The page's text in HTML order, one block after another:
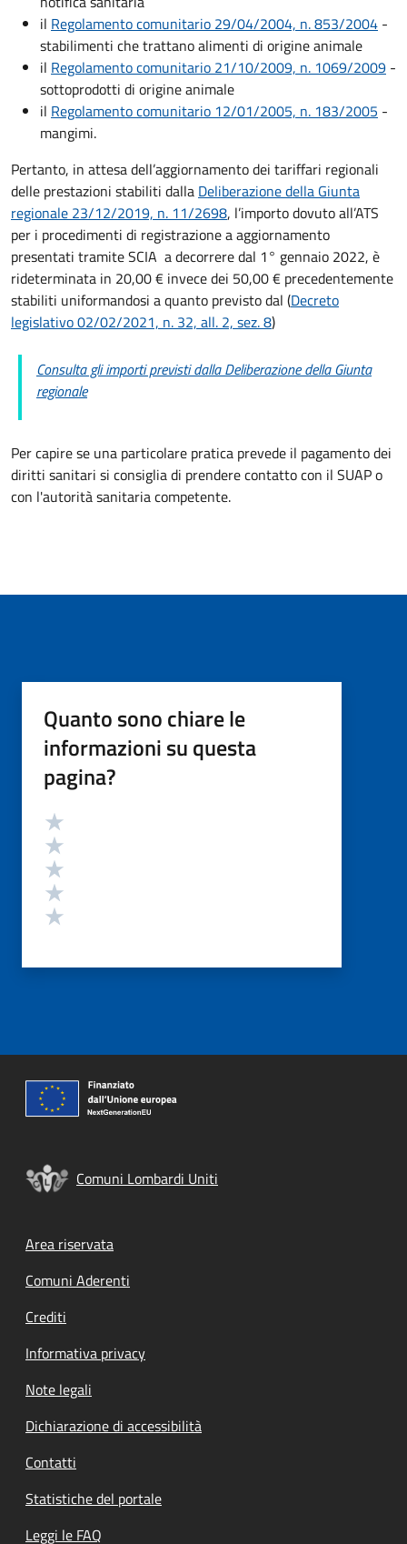
il Regolamento comunitario 29/04/2004, n. 853/2004 -
stabilimenti che trattano alimenti di origine animale
il Regolamento comunitario 21/10/2009, n. 1069/2009 -
sottoprodotti di origine animale
il Regolamento comunitario 12/01/2005, n. 183/2005 -
mangimi.
Pertanto, in attesa dell’aggiornamento dei tariffari regionali
delle prestazioni stabiliti dalla Deliberazione della Giunta
regionale 23/12/2019, n. 11/2698, l’importo dovuto all’ATS
per i procedimenti di registrazione a aggiornamento
presentati tramite SCIA a decorrere dal 1° gennaio 2022, è
rideterminata in 20,00 € invece dei 50,00 € precedentemente
stabiliti uniformandosi a quanto previsto dal (Decreto
legislativo 02/02/2021, n. 32, all. 2, sez. 8)
Consulta gli importi previsti dalla Deliberazione della Giunta
regionale
Per capire se una particolare pratica prevede il pagamento dei
diritti sanitari si consiglia di prendere contatto con il SUAP o
con l'autorità sanitaria competente.
Quanto sono chiare le
informazioni su questa
pagina?
Valutazione
Comuni Lombardi Uniti
Footer menu
Area riservata
Comuni Aderenti
Crediti
Informativa privacy
Note legali
Dichiarazione di accessibilità
Contatti
Statistiche del portale
Leggi le FAQ